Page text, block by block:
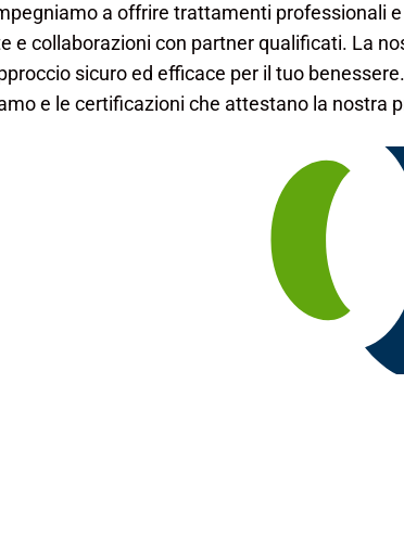
a offrire trattamenti professionali
e collaborazioni con partner qualificati. La
sicuro ed efficace per il tuo
e le certificazioni che attestano la nostra